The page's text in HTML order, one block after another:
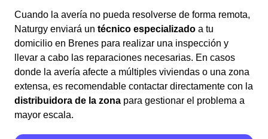
Cuando la avería no pueda resolverse de forma remota,
Naturgy enviará un técnico especializado a tu
domicilio en Brenes para realizar una inspección y
llevar a cabo las reparaciones necesarias. En casos
donde la avería afecte a múltiples viviendas o una zona
extensa, es recomendable contactar directamente con la
distribuidora de la zona para gestionar el problema a
mayor escala.